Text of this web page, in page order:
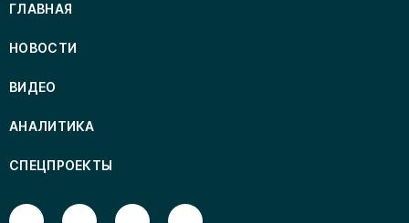
ГЛАВНАЯ
НОВОСТИ
ВИДЕО
АНАЛИТИКА
СПЕЦПРОЕКТЫ